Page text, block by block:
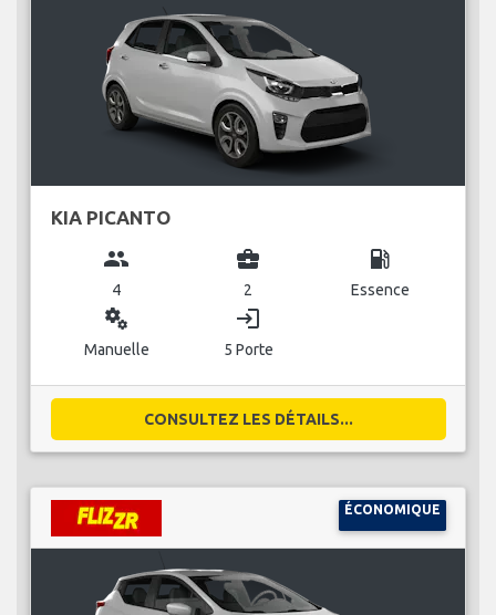
KIA PICANTO
group
4
business_center
2
local_gas_station
Essence
miscellaneous_services
Manuelle
login
5 Porte
CONSULTEZ LES DÉTAILS...
ÉCONOMIQUE